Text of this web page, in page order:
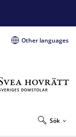
Other languages
Sök